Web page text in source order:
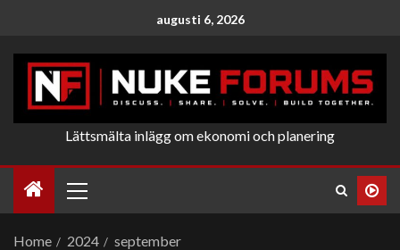
augusti 6, 2026
Lättsmälta inlägg om ekonomi och planering
Home 2024 september